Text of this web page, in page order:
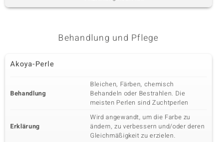
Behandlung und Pflege
Akoya-Perle
Behandlung
Bleichen, Färben, chemisch
Behandeln oder Bestrahlen. Die
meisten Perlen sind Zuchtperlen
Erklärung
Wird angewandt, um die Farbe zu
ändern, zu verbessern und/oder deren
Gleichmäßigkeit zu erzielen.